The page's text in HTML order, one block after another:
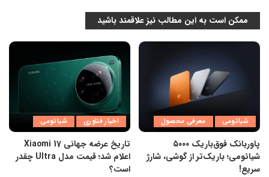
ممکن است به این مطالب نیز علاقمند باشید
شیائومی معرفی محصول
پاوربانک فوق‌باریک ۵۰۰۰
شیائومی؛ باریک‌تر از گوشی، شارژ
سریع!
اخبار فناوری شیائومی
تاریخ عرضه جهانی Xiaomi 17
اعلام شد؛ قیمت مدل Ultra چقدر
است؟